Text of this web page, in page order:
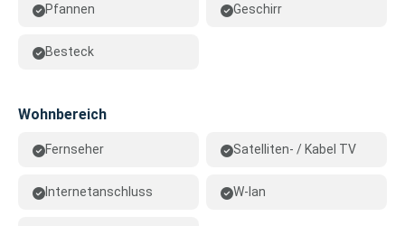
Pfannen Geschirr
Besteck
Wohnbereich
Fernseher Satelliten- / Kabel TV
Internetanschluss W-lan